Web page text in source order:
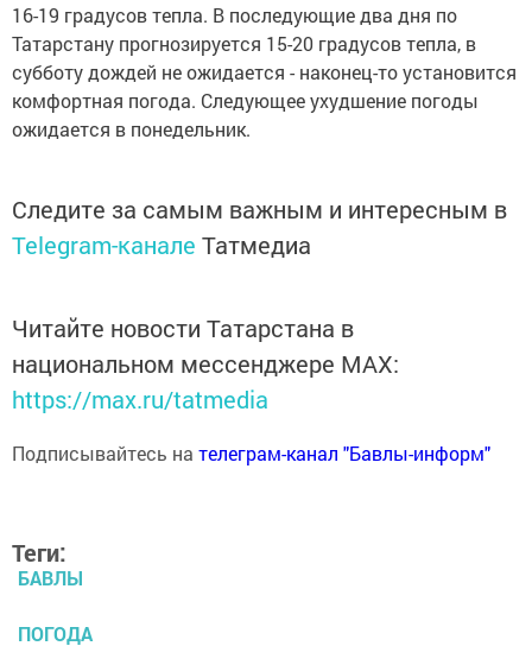
16-19 градусов тепла. В последующие два дня по
Татарстану прогнозируется 15-20 градусов тепла, в
субботу дождей не ожидается - наконец-то установится
комфортная погода. Следующее ухудшение погоды
ожидается в понедельник.
Следите за самым важным и интересным в
Telegram-канале Татмедиа
Читайте новости Татарстана в
национальном мессенджере MАХ:
https://max.ru/tatmedia
Подписывайтесь на телеграм-канал "Бавлы-информ"
Теги:
БАВЛЫ
ПОГОДА